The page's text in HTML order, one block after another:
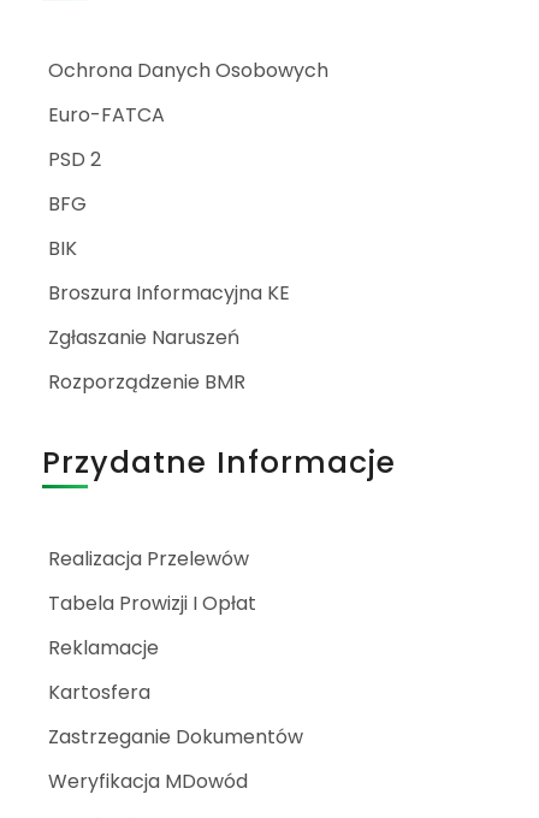
Ochrona Danych Osobowych
Euro-FATCA
PSD 2
BFG
BIK
Broszura Informacyjna KE
Zgłaszanie Naruszeń
Rozporządzenie BMR
Przydatne Informacje
Realizacja Przelewów
Tabela Prowizji I Opłat
Reklamacje
Kartosfera
Zastrzeganie Dokumentów
Weryfikacja MDowód